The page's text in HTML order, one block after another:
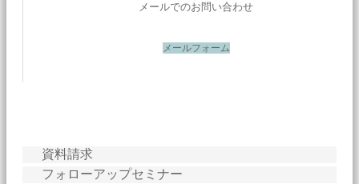
メールでのお問い合わせ
メールフォーム
資料請求
フォローアップセミナー